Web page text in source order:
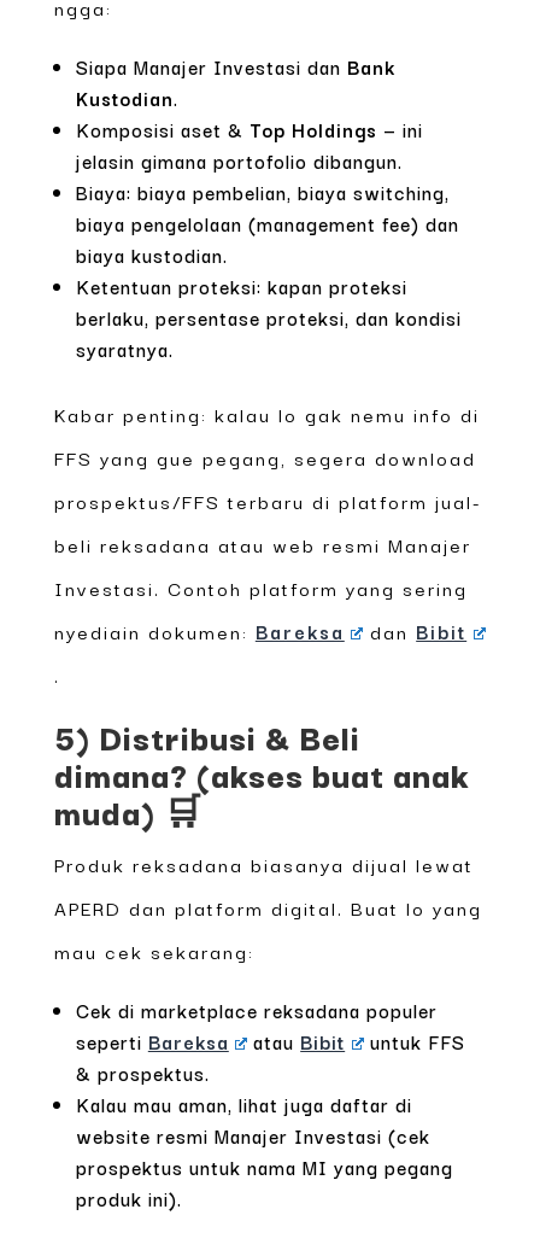
ngga:
Siapa Manajer Investasi dan Bank
Kustodian.
Komposisi aset & Top Holdings — ini
jelasin gimana portofolio dibangun.
Biaya: biaya pembelian, biaya switching,
biaya pengelolaan (management fee) dan
biaya kustodian.
Ketentuan proteksi: kapan proteksi
berlaku, persentase proteksi, dan kondisi
syaratnya.
Kabar penting: kalau lo gak nemu info di
FFS yang gue pegang, segera download
prospektus/FFS terbaru di platform jual-
beli reksadana atau web resmi Manajer
Investasi. Contoh platform yang sering
nyediain dokumen: Bareksa dan Bibit
.
5) Distribusi & Beli
dimana? (akses buat anak
muda) 🛒
Produk reksadana biasanya dijual lewat
APERD dan platform digital. Buat lo yang
mau cek sekarang:
Cek di marketplace reksadana populer
seperti Bareksa atau Bibit
untuk FFS
& prospektus.
Kalau mau aman, lihat juga daftar di
website resmi Manajer Investasi (cek
prospektus untuk nama MI yang pegang
produk ini).